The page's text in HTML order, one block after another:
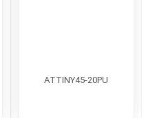
ATTINY45-20PU